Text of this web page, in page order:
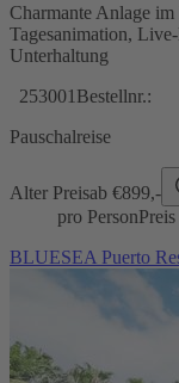
Charmante Anlage
Tagesanimation,
Unterhaltung
253001 Bestellnr.:
Pauschalreise
Alter Preisab €899,-
pro Person
BLUESEA Puerto